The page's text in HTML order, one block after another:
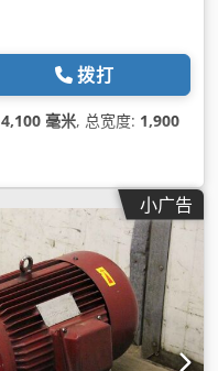
拨打
4,100 毫米, 总宽度: 1,900
小广告